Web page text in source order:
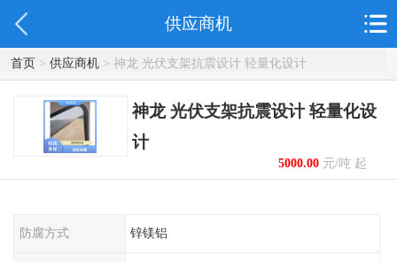
供应商机
首页> 供应商机> 神龙 光伏支架抗震设计 轻量化设计
神龙 光伏支架抗震设计 轻量化设
计
5000.00元/吨 起
防腐方式 锌镁铝